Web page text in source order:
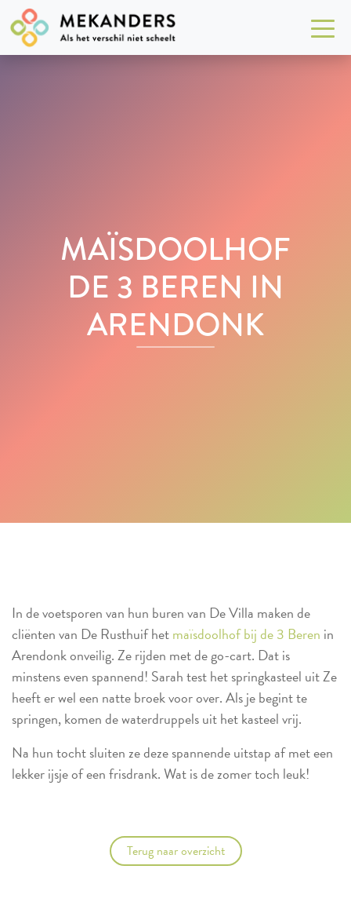
MAÏSDOOLHOF
DE 3 BEREN IN
ARENDONK
In de voetsporen van hun buren van De Villa maken de
cliënten van De Rusthuif hetmaïsdoolhof bij de 3 Beren in
Arendonk onveilig. Ze rijden met de go-cart. Dat is
minstens even spannend! Sarah test het springkasteel uit Ze
heeft er wel een natte broek voor over. Als je begint te
springen, komen de waterdruppels uit het kasteel vrij.
Na hun tocht sluiten ze deze spannende uitstap af met een
lekker ijsje of een frisdrank. Wat is de zomer toch leuk!
Terug naar overzicht